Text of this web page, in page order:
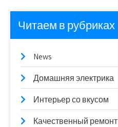
Читаем в рубриках
News
Домашняя электрика
Интерьер со вкусом
Качественный ремонт